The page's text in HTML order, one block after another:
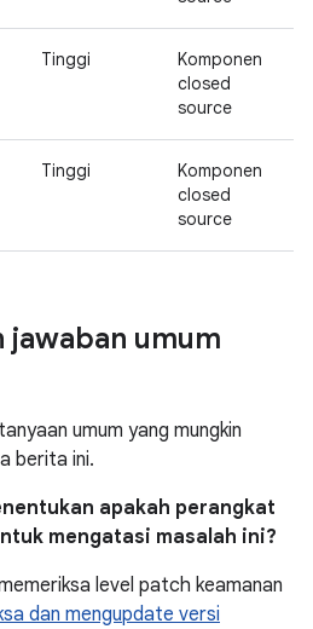
Tinggi
Komponen
closed
source
Tinggi
Komponen
closed
source
jawaban umum
umum yang mungkin
berita ini.
apakah perangkat
mengatasi masalah ini?
level patch keamanan
dan mengupdate versi